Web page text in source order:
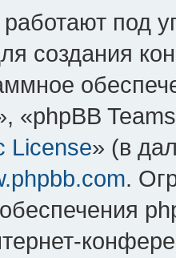
под
создания
«phpBB
License» (в
.